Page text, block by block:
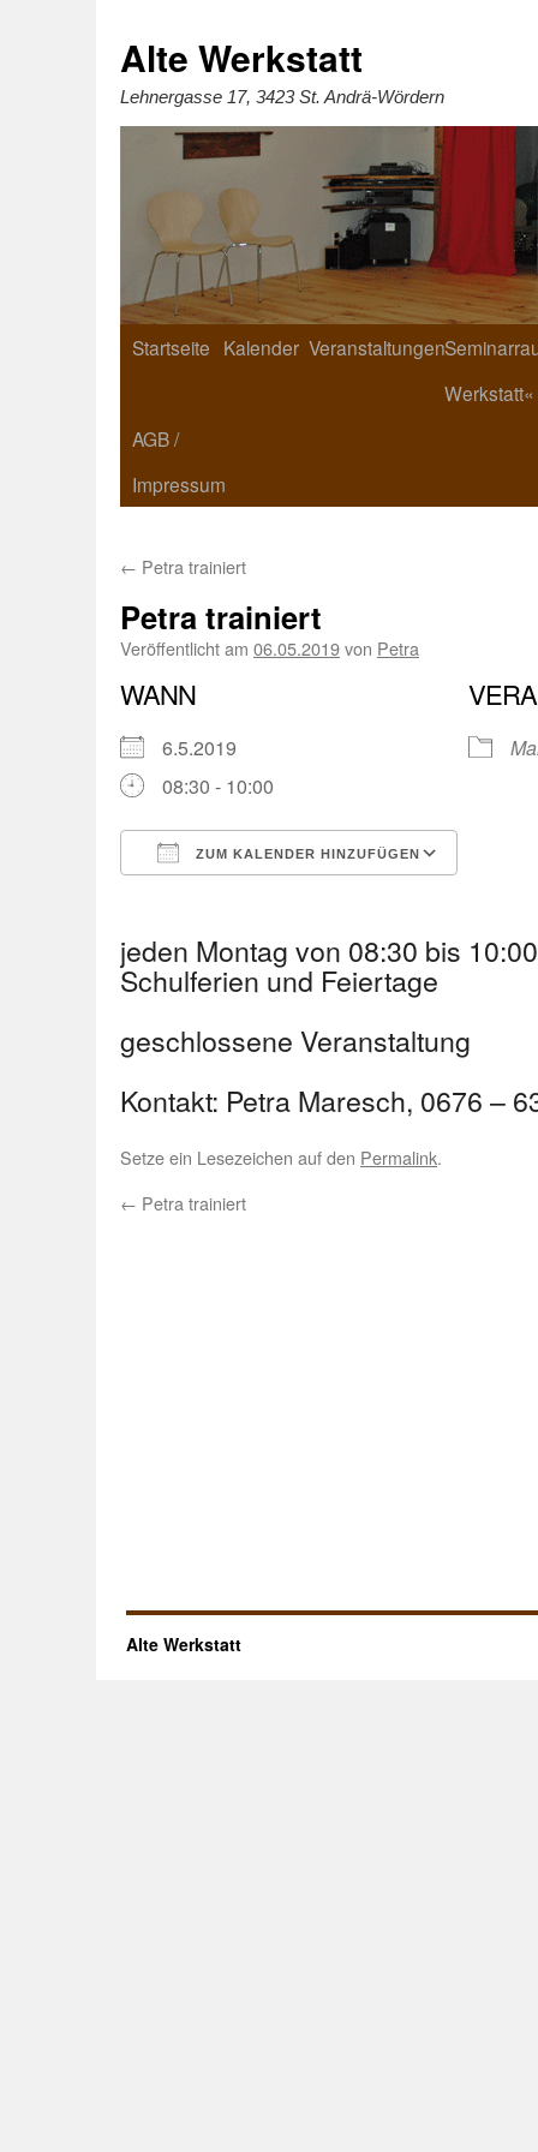
Alte Werkstatt
Lehnergasse 17, 3423 St. Andrä-Wördern
Startseite Kalender Veranstaltungen
Werkstatt«
AGB /
Impressum
← Petra trainiert
Petra trainiert
Veröffentlicht am 06.05.2019von Petra
WANN
6.5.2019
08:30 - 10:00
ZUM KALENDER HINZUFÜGEN
jeden Montag von 08:30 bis
Schulferien und Feiertage
geschlossene Veranstaltung
Kontakt: Petra Maresch, 0676 –
Setze ein Lesezeichen auf den Permalink.
← Petra trainiert
Alte Werkstatt